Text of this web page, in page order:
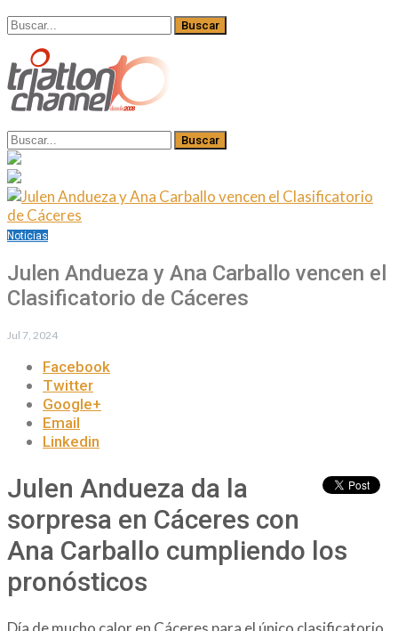
Noticias
Julen Andueza y Ana Carballo vencen el
Clasificatorio de Cáceres
Jul 7, 2024
Facebook
Twitter
Google+
Email
Linkedin
Julen Andueza da la
sorpresa en Cáceres con
Ana Carballo cumpliendo los
pronósticos